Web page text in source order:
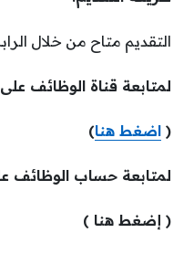
التقديم متاح من خلال
لمتابعة قناة الوظائف على
( اضغط هنا)
لمتابعة حساب الوظائف
( إضغط هنا )